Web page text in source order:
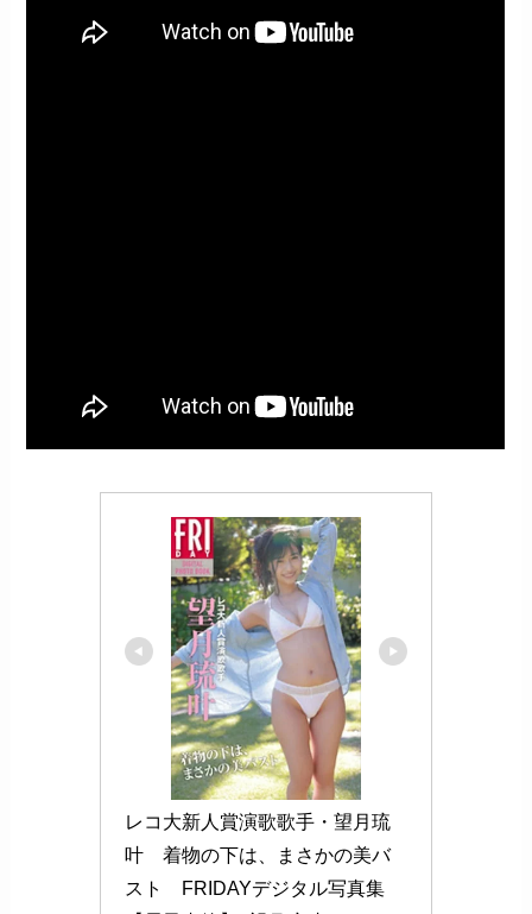
レコ大新人賞演歌歌手・望月琉
叶　着物の下は、まさかの美バ
スト　FRIDAYデジタル写真集